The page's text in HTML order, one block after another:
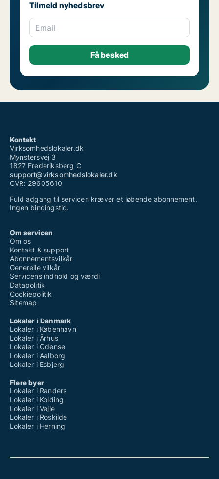
Tilmeld nyhedsbrev
Email
Kontakt
Virksomhedslokaler.dk
Mynstersvej 3
1827 Frederiksberg C
support@virksomhedslokaler.dk
CVR: 29605610
Fuld adgang til servicen kræver et løbende abonnement.
Ingen bindingstid.
Om servicen
Om os
Kontakt & support
Abonnementsvilkår
Generelle vilkår
Servicens indhold og værdi
Datapolitik
Cookiepolitik
Sitemap
Lokaler i Danmark
Lokaler i København
Lokaler i Århus
Lokaler i Odense
Lokaler i Aalborg
Lokaler i Esbjerg
Flere byer
Lokaler i Randers
Lokaler i Kolding
Lokaler i Vejle
Lokaler i Roskilde
Lokaler i Herning